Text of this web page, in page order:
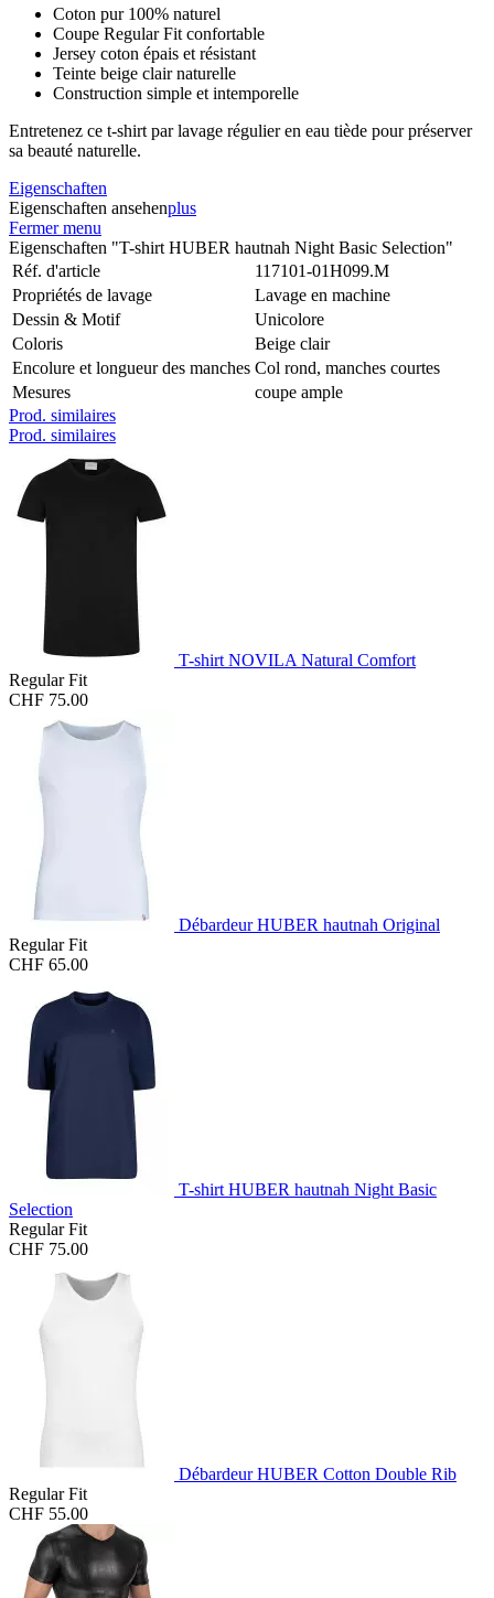
Coton pur 100% naturel
Coupe Regular Fit confortable
Jersey coton épais et résistant
Teinte beige clair naturelle
Construction simple et intemporelle
Entretenez ce t-shirt par lavage régulier en eau tiède pour préserver
sa beauté naturelle.
Eigenschaften
Eigenschaften ansehenplus
Fermer menu
Eigenschaften "T-shirt HUBER hautnah Night Basic Selection"
Réf. d'article
117101-01H099.M
Propriétés de lavage
Lavage en machine
Dessin & Motif
Unicolore
Coloris
Beige clair
Encolure et longueur des manches Col rond, manches courtes
Mesures
coupe ample
Prod. similaires
Prod. similaires
T-shirt NOVILA Natural Comfort
Regular Fit
CHF 75.00
Débardeur HUBER hautnah Original
Regular Fit
CHF 65.00
T-shirt HUBER hautnah Night Basic
Selection
Regular Fit
CHF 75.00
Débardeur HUBER Cotton Double Rib
Regular Fit
CHF 55.00